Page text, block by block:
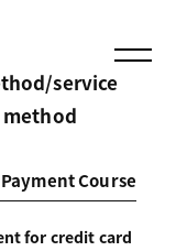
service
Course
for credit card